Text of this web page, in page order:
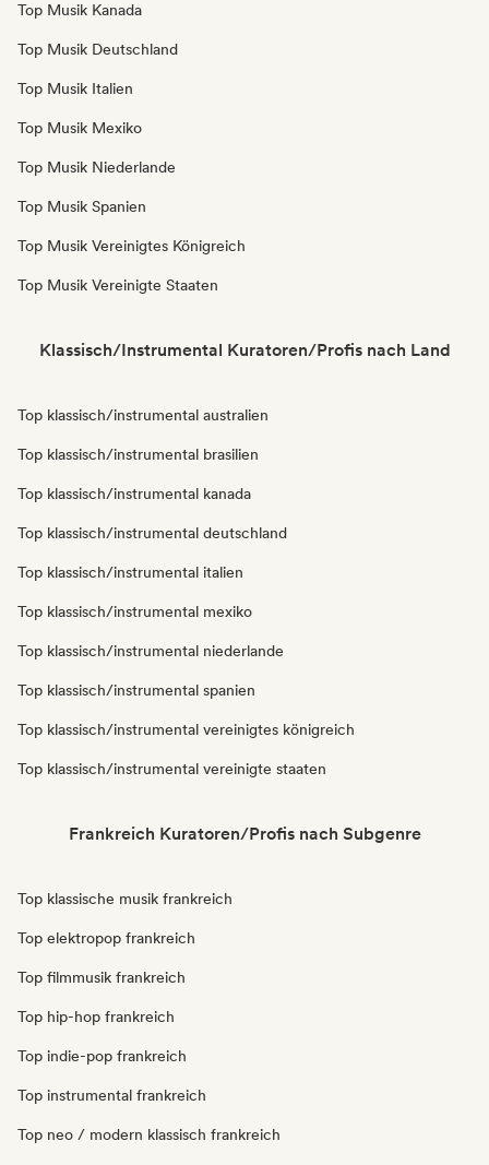
Top Musik Kanada
Top Musik Deutschland
Top Musik Italien
Top Musik Mexiko
Top Musik Niederlande
Top Musik Spanien
Top Musik Vereinigtes Königreich
Top Musik Vereinigte Staaten
Klassisch/Instrumental Kuratoren/Profis nach Land
Top klassisch/instrumental australien
Top klassisch/instrumental brasilien
Top klassisch/instrumental kanada
Top klassisch/instrumental deutschland
Top klassisch/instrumental italien
Top klassisch/instrumental mexiko
Top klassisch/instrumental niederlande
Top klassisch/instrumental spanien
Top klassisch/instrumental vereinigtes königreich
Top klassisch/instrumental vereinigte staaten
Frankreich Kuratoren/Profis nach Subgenre
Top klassische musik frankreich
Top elektropop frankreich
Top filmmusik frankreich
Top hip-hop frankreich
Top indie-pop frankreich
Top instrumental frankreich
Top neo / modern klassisch frankreich